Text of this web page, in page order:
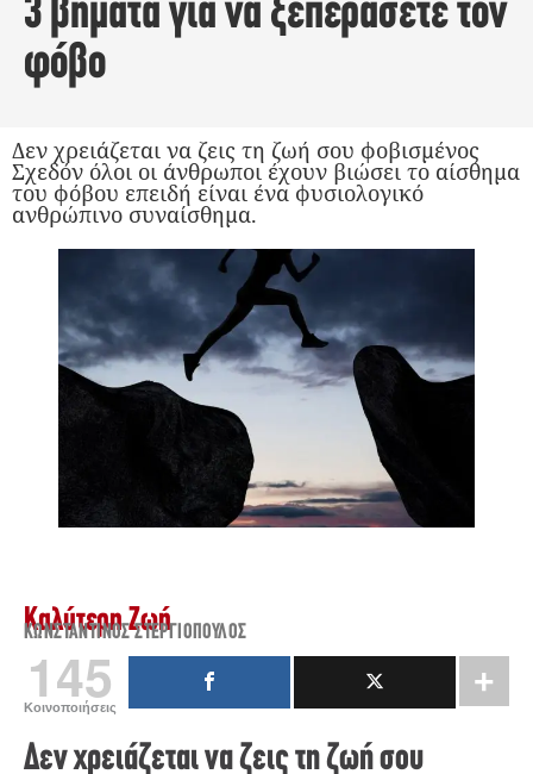
3 βήματα για να ξεπεράσετε τον
φόβο
Δεν χρειάζεται να ζεις τη ζωή σου φοβισμένος
Σχεδόν όλοι οι άνθρωποι έχουν βιώσει το αίσθημα
του φόβου επειδή είναι ένα φυσιολογικό
ανθρώπινο συναίσθημα.
Καλύτερη Ζωή
ΚΩΝΣΤΑΝΤΊΝΟΣ ΣΤΕΡΓΙΌΠΟΥΛΟΣ
145
Κοινοποιήσεις
Δεν χρειάζεται να ζεις τη ζωή σου